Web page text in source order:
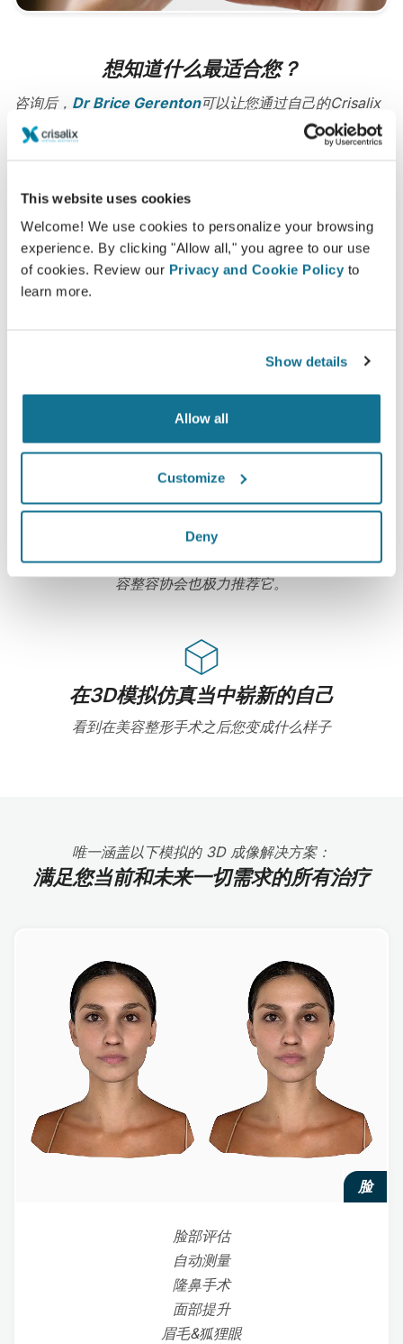
This website uses cookies
Welcome! We use cookies to personalize your browsing
experience. By clicking "Allow all," you agree to our use
of cookies. Review our Privacy and Cookie Policy to
learn more.
Show details
Allow all
Customize
Deny
想知道什么最适合您？
咨询后， Dr Brice Gerenton可以让您通过自己的Crisalix
帐户在家中观看您的术后新图像。这样，您就可以与家人，
现在就可以看到崭新的自己！
Crisalix 始终致力于保护您的个人隐私。我们的服务
器是完全加密的：您的信息是安全并且私密的。
高新技术
超过100国家的医生们，已经开始使用第一部基于网
络，适用于美容整形手术的3D模拟器，同时，一些美
容整容协会也极力推荐它。
在3D模拟仿真当中崭新的自己
看到在美容整形手术之后您变成什么样子
唯一涵盖以下模拟的 3D 成像解决方案：
满足您当前和未来一切需求的所有治疗
脸
脸部评估
自动测量
隆鼻手术
面部提升
眉毛&狐狸眼